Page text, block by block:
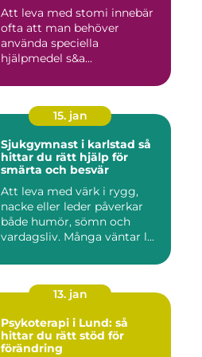
Att leva med stomi innebär
ofta att man behöver
använda speciella
hjälpmedel s&a...
15. jan
Sjukgymnast i karlstad så
hittar du rätt hjälp för
smärta och besvär
Att leva med värk i rygg,
nacke eller leder påverkar
både humör, sömn och
vardagsliv. Många väntar l...
13. jan
Psykoterapi i Lund: så
hittar du rätt stöd för
förändring